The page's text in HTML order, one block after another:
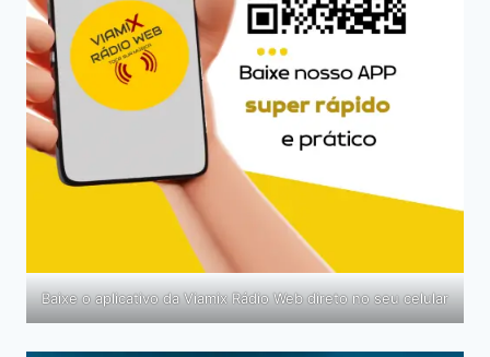
Baixe o aplicativo da Viamix Rádio Web direto no seu celular